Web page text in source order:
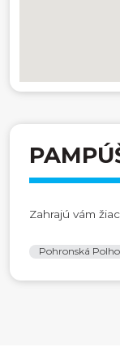
Zahrajú vám
Pohronská